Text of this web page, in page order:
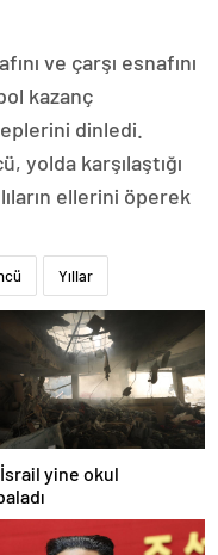
ve çarşı esnafını
kazanç
dinledi.
yolda karşılaştığı
ellerini öperek
Yıllar
yine okul